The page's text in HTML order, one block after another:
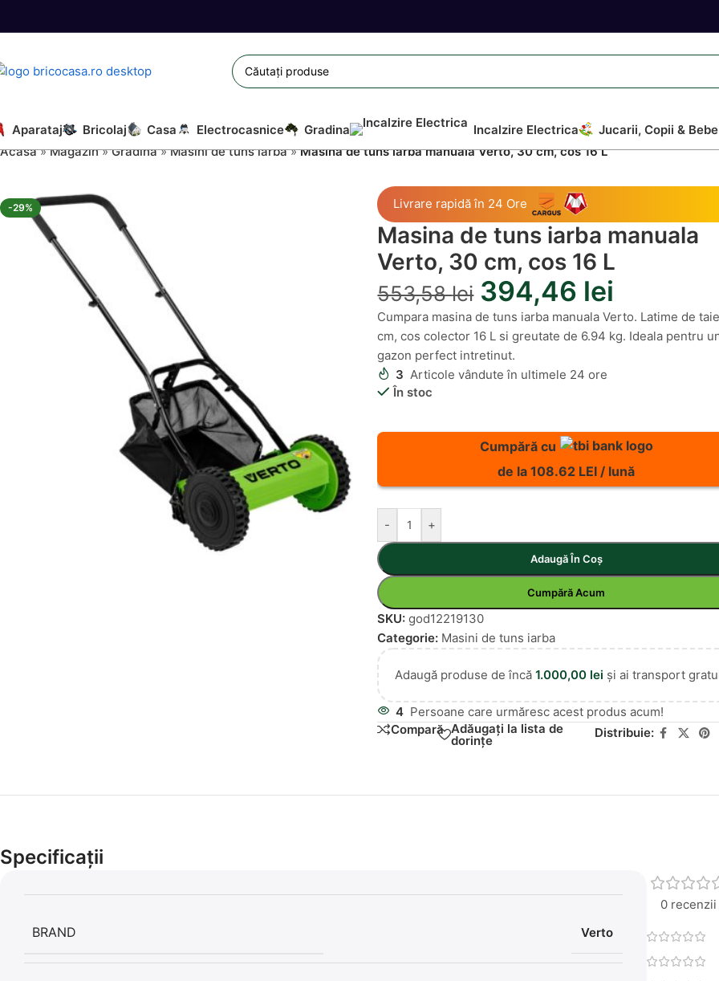
Aparataj Bricolaj Casa Electrocasnice Gradina Incalzire Electrica Jucarii, Copii & Bebe
Acasă»Magazin»Gradina»Masini de tuns iarba»Masina de tuns iarba manuala Verto, 30 cm, cos 16 L
-29% Livrare rapidă în 24 Ore
Masina de tuns iarba manuala
Verto, 30 cm, cos 16 L
553,58lei 394,46 lei
Cumpara masina de tuns iarba manuala Verto. Latime de
cm, cos colector 16 L si greutate de 6.94 kg. Ideala pentru
gazon perfect intretinut.
3 Articole vândute în ultimele 24 ore
În stoc
Cumpără cu
de la 108.62 LEI / lună
- +
Adaugă În Coș
Cumpără Acum
SKU:god12219130
Categorie: Masini de tuns iarba
Adaugă produse de încă1.000,00 lei și ai transport
4 Persoane care urmăresc acest produs acum!
Compară Adăugați la lista de
dorințe Distribuie:
Specificații
BRAND Verto
0 recenzii